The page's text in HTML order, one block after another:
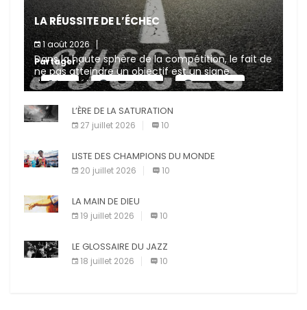
LA RÉUSSITE DE L’ÉCHEC
1 août 2026
Dans la haute sphère de la compétition, le fait de
ne pas atteindre un objectif est un signe
d’incompétence et une source de sanctions
diverses (avertissement, […]
Partager :
X Facebook Pinterest
E-mail Imprimer
L’ÈRE DE LA SATURATION
27 juillet 2026 10
LISTE DES CHAMPIONS DU MONDE
20 juillet 2026 10
LA MAIN DE DIEU
19 juillet 2026 10
LE GLOSSAIRE DU JAZZ
18 juillet 2026 10